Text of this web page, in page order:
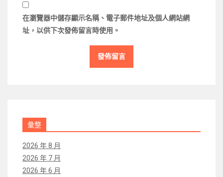
在瀏覽器中儲存顯示名稱、電子郵件地址及個人網站網
址，以供下次發佈留言時使用。
彙整
2026 年 8 月
2026 年 7 月
2026 年 6 月